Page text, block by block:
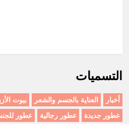
التسميات
أخبار العناية بالجسم والشعر بيوت
عطور جديدة
عطور رجالية عطور